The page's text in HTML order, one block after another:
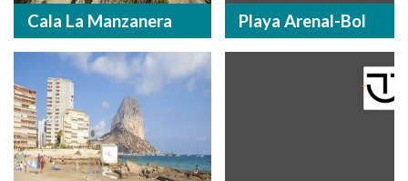
Cala La Manzanera Playa Arenal-Bol